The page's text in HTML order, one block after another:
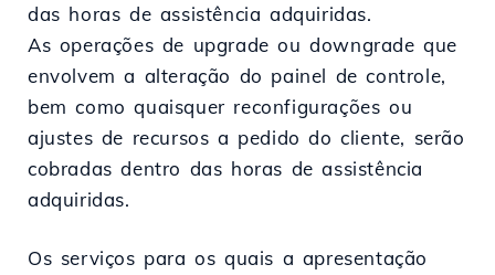
das horas de assistência adquiridas.
As operações de upgrade ou downgrade que
envolvem a alteração do painel de controle,
bem como quaisquer reconfigurações ou
ajustes de recursos a pedido do cliente, serão
cobradas dentro das horas de assistência
adquiridas.
Os serviços para os quais a apresentação